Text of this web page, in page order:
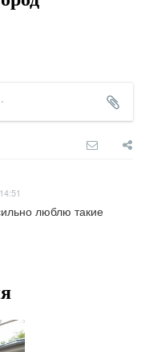
люблю такие